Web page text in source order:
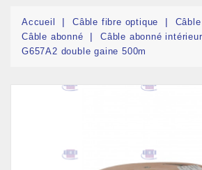
Accueil Câble fibre optique
Câble abonné
Câble abonné
G657A2 double gaine 500m